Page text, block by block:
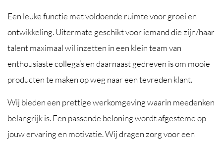
Een leuke functie met voldoende ruimte voor groei en
ontwikkeling. Uitermate geschikt voor iemand die zijn/haar
talent maximaal wil inzetten in een klein team van
enthousiaste collega’s en daarnaast gedreven is om mooie
producten te maken op weg naar een tevreden klant.
Wij bieden een prettige werkomgeving waarin meedenken
belangrijk is. Een passende beloning wordt afgestemd op
jouw ervaring en motivatie. Wij dragen zorg voor een